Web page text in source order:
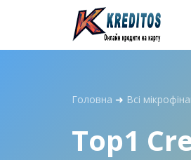
Головна ➜ Всі
Top1